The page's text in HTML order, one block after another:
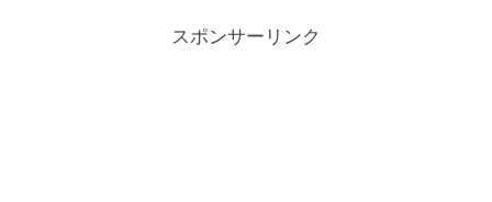
スポンサーリンク